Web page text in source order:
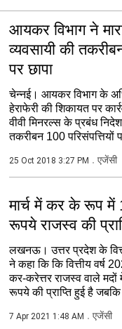
आयकर विभाग ने
व्यवसायी की
पर छापा
चेन्नई। आयकर विभाग के
हेराफेरी की शिकायत पर
वीवी मिनरल्स के प्रबंध
तकरीबन 100 परिसंपत्तियों पर
25 Oct 2018 3:27 PM एजेंसी
मार्च में कर के रूप में
रूपये राजस्व की
लखनऊ। उत्तर प्रदेश के
ने कहा कि कि वित्तीय वर्ष
कर-करेत्तर राजस्व वाले
रूपये की प्राप्ति हुई है जबकि
7 Apr 2021 1:48 AM एजेंसी